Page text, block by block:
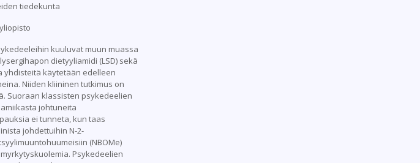
tiedekunta
kuuluvat muun muassa
dietyyliamidi (LSD) sekä
yhdisteitä käytetään edelleen
Niiden kliininen tutkimus on
Suoraan klassisten psykedeelien
johtuneita
ei tunneta, kun taas
johdettuihin N-2-
(NBOMe)
Psykedeelien